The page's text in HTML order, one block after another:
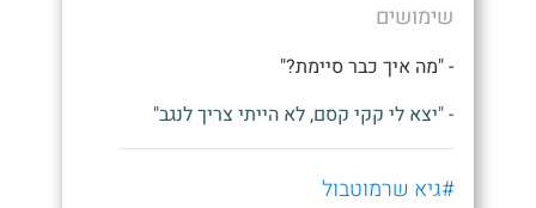
שימושים
- "מה איך כבר סיימת?"
- "יצא לי קקי קסם, לא הייתי צריך לנגב"
#גיא שרמוטבול